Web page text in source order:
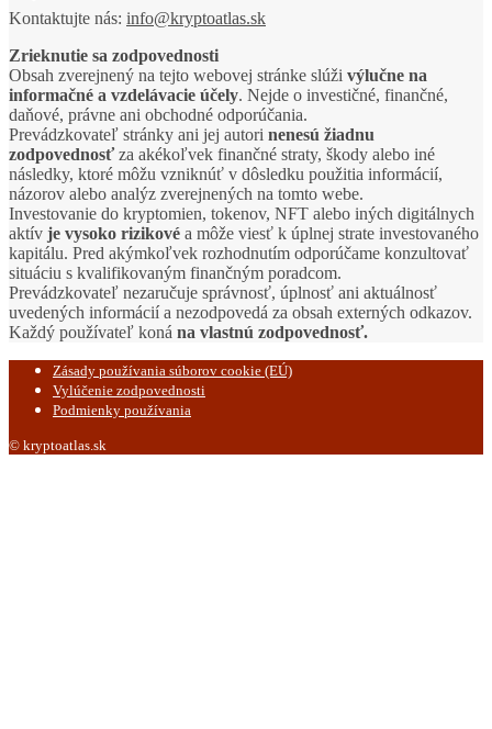
Kontaktujte nás: info@kryptoatlas.sk
Zrieknutie sa zodpovednosti
Obsah zverejnený na tejto webovej stránke slúži výlučne na
informačné a vzdelávacie účely. Nejde o investičné, finančné,
daňové, právne ani obchodné odporúčania.
Prevádzkovateľ stránky ani jej autori nenesú žiadnu
zodpovednosťza akékoľvek finančné straty, škody alebo iné
následky, ktoré môžu vzniknúť v dôsledku použitia informácií,
názorov alebo analýz zverejnených na tomto webe.
Investovanie do kryptomien, tokenov, NFT alebo iných digitálnych
aktív je vysoko rizikové a môže viesť k úplnej strate investovaného
kapitálu. Pred akýmkoľvek rozhodnutím odporúčame konzultovať
situáciu s kvalifikovaným finančným poradcom.
Prevádzkovateľ nezaručuje správnosť, úplnosť ani aktuálnosť
uvedených informácií a nezodpovedá za obsah externých odkazov.
Každý používateľ koná na vlastnú zodpovednosť.
Zásady používania súborov cookie (EÚ)
Vylúčenie zodpovednosti
Podmienky používania
© kryptoatlas.sk